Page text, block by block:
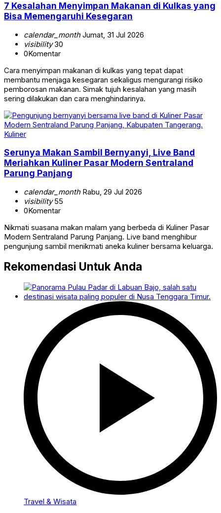
7 Kesalahan Menyimpan Makanan di Kulkas yang
Bisa Memengaruhi Kesegaran
calendar_monthJumat, 31 Jul 2026
visibility30
0Komentar
Cara menyimpan makanan di kulkas yang tepat dapat
membantu menjaga kesegaran sekaligus mengurangi risiko
pemborosan makanan. Simak tujuh kesalahan yang masih
sering dilakukan dan cara menghindarinya.
Kuliner
Serunya Makan Sambil Bernyanyi, Live Band
Meriahkan Kuliner Pasar Modern Sentraland
Parung Panjang
calendar_monthRabu, 29 Jul 2026
visibility55
0Komentar
Nikmati suasana makan malam yang berbeda di Kuliner Pasar
Modern Sentraland Parung Panjang. Live band menghibur
pengunjung sambil menikmati aneka kuliner bersama keluarga.
Rekomendasi Untuk Anda
Travel & Wisata